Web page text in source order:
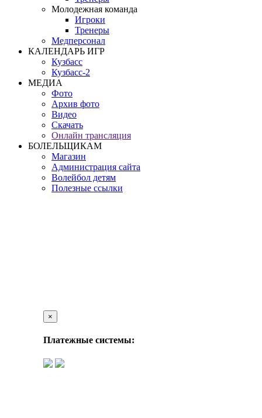
Молодежная команда
Игроки
Тренеры
Медперсонал
КАЛЕНДАРЬ ИГР
Кузбасс
Кузбасс-2
МЕДИА
Фото
Архив фото
Видео
Скачать
Онлайн трансляция
БОЛЕЛЬЩИКАМ
Магазин
Администрация сайта
Волейбол детям
Полезные ссылки
×
Платежные системы: